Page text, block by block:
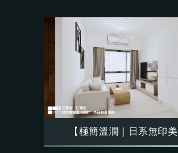
【極簡溫潤｜日系無印美